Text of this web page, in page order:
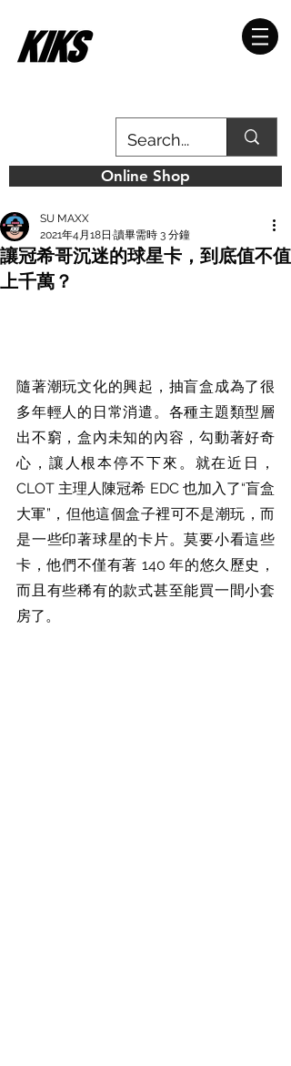
Online Shop
讓冠希哥沉迷的球星卡，到底值不值
上千萬？
SU MAXX
2021年4月18日 讀畢需時 3 分鐘
隨著潮玩文化的興起，抽盲盒成為了很
多年輕人的日常消遣。各種主題類型層
出不窮，盒內未知的內容，勾動著好奇
心，讓人根本停不下來。就在近日，
CLOT 主理人陳冠希 EDC 也加入了“盲盒
大軍”，但他這個盒子裡可不是潮玩，而
是一些印著球星的卡片。莫要小看這些
卡，他們不僅有著 140 年的悠久歷史，
而且有些稀有的款式甚至能買一間小套
房了。